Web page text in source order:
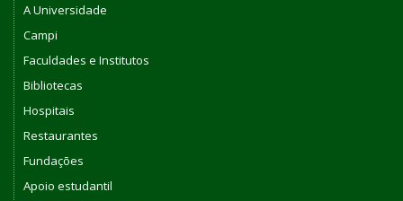
A Universidade
Campi
Faculdades e Institutos
Bibliotecas
Hospitais
Restaurantes
Fundações
Apoio estudantil